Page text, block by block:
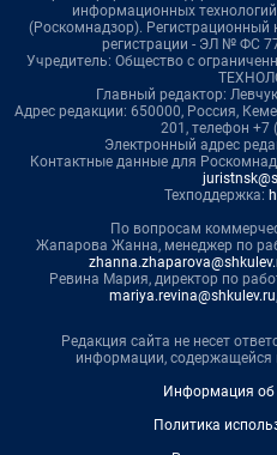
информационных
(Роскомнадзор).
регистрации - ЭЛ № ФС
Учредитель: Общество с
Главный редактор:
Адрес редакции: 650000, Россия,
201, телефон +7
Электронный адрес
Контактные данные для
Техподдержка:
По вопросам
Жапарова Жанна, менеджер по
Ревина Мария, директор по
mariya.revina@shkulev.ru
Редакция сайта не несет
информации, содержащейся
Информация об
Политика